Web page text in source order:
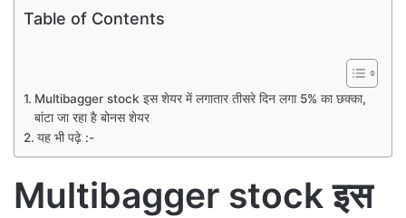
Table of Contents
Multibagger stock इस शेयर में लगातार तीसरे दिन लगा 5% का छक्का,
बांटा जा रहा है बोनस शेयर
यह भी पढ़े :-
Multibagger stock इस